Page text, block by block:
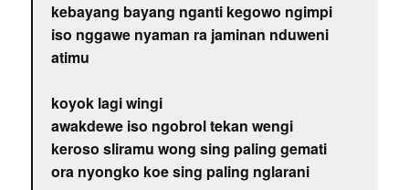
kebayang bayang nganti kegowo ngimpi
iso nggawe nyaman ra jaminan nduweni
atimu
koyok lagi wingi
awakdewe iso ngobrol tekan wengi
keroso sliramu wong sing paling gemati
ora nyongko koe sing paling nglarani